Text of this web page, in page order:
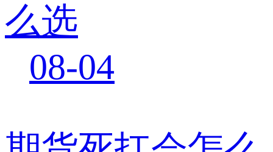
么选
08-04